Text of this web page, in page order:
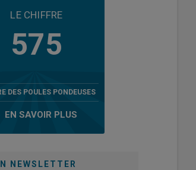
LE CHIFFRE
575
DES POULES PONDEUSES
EN SAVOIR PLUS
NEWSLETTER